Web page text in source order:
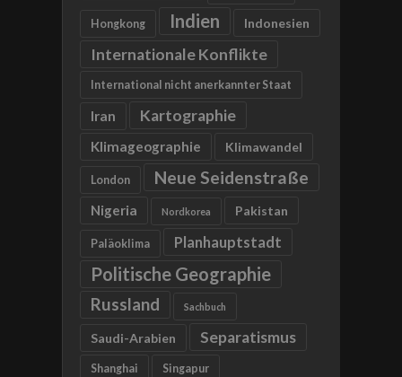
Hongkong Indien Indonesien
Internationale Konflikte
International nicht anerkannter Staat
Iran Kartographie
Klimageographie Klimawandel
London Neue Seidenstraße
Nigeria Nordkorea Pakistan
Paläoklima Planhauptstadt
Politische Geographie
Russland Sachbuch
Saudi-Arabien Separatismus
Shanghai Singapur